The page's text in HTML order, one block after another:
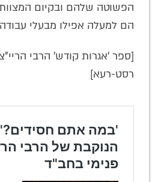
הפשוטה שלהם ובקיום
הם למעלה אפילו מבעלי
[ספר 'אגרות קודש' הרבי
רסט-רעא]